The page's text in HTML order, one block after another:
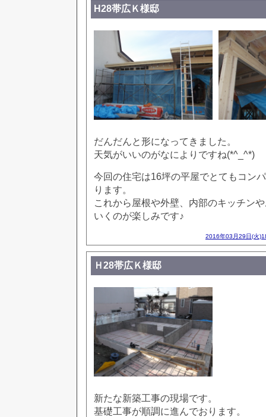
H28帯広Ｋ様邸
だんだんと形になってきました。
天気がいいのがなによりですね(*^_^*)
今回の住宅は16坪の平屋でとてもコン
ります。
これから屋根や外壁、内部のキッチン
いくのが楽しみです♪
2016年03月29日(火
Ｈ28帯広Ｋ様邸
新たな新築工事の現場です。
基礎工事が順調に進んでおります。